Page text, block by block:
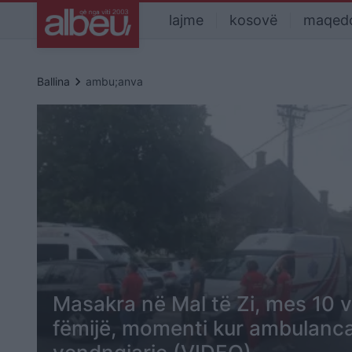
lajme kosovë
Ballina keyboard_arrow_right ambu;anva
Masakra në Mal të Zi, mes 10
fëmijë, momenti kur